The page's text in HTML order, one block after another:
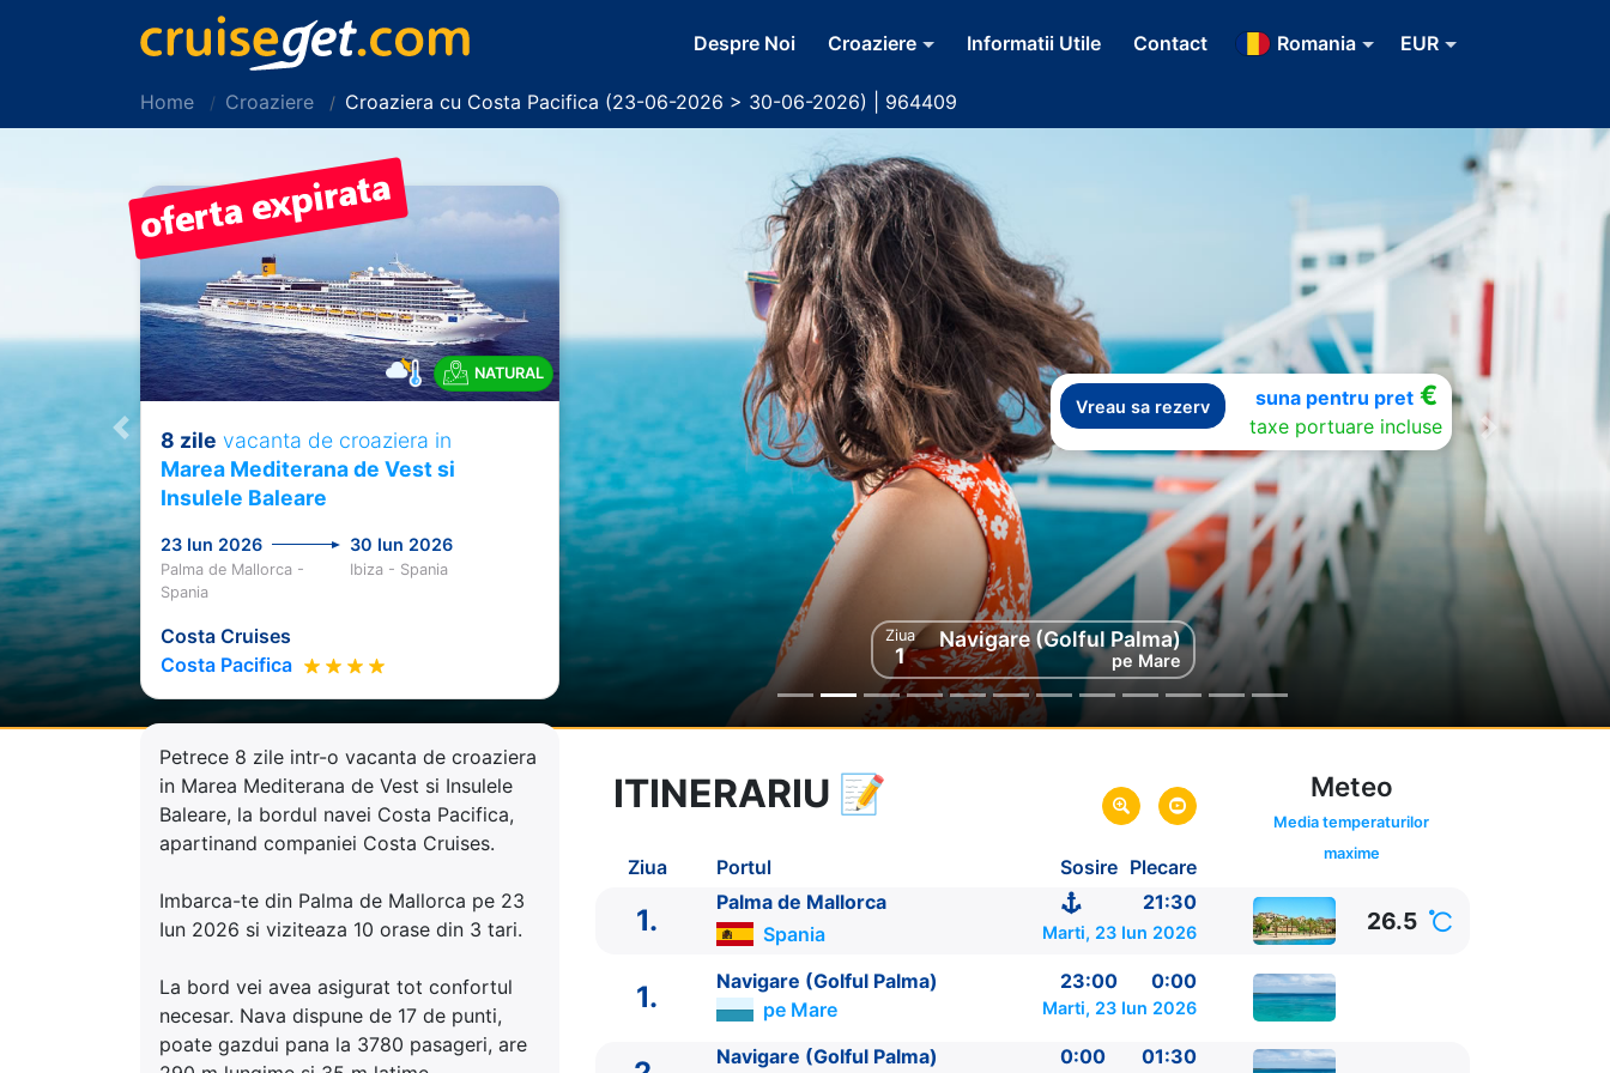
Despre Noi Croaziere Informatii Utile Contact Romania EUR
Home Croaziere Croaziera cu Costa Pacifica (23-06-2026 > 30-06-2026) | 964409
Vreau sa rezerv suna pentru pret€
taxe portuare incluse
Ziua
1
Navigare (Golful Palma)
pe Mare
Ziua
2
Navigare (Golful Palma)
pe Mare
Previous Next
NATURAL
8 zile vacanta de croaziera in
Marea Mediterana de Vest si
Insulele Baleare
23 Iun 2026 30 Iun 2026
Palma de Mallorca -
Spania
Ibiza - Spania
Costa Cruises
Costa Pacifica
Petrece 8 zile intr-o vacanta de croaziera
in Marea Mediterana de Vest si Insulele
Baleare, la bordul navei Costa Pacifica,
apartinand companiei Costa Cruises.
Imbarca-te din Palma de Mallorca pe 23
Iun 2026 si viziteaza 10 orase din 3 tari.
La bord vei avea asigurat tot confortul
necesar. Nava dispune de 17 de punti,
poate gazdui pana la 3780 pasageri, are
8 zile vacanta de croaziera in
Marea Mediterana de Vest si Insulele Baleare -
link oferta
Plecare pe 23 Iun 2026 Spania
30 Iun 2026in Ibiza,
Costa Pacifica★★★★
ITINERARIU 📝
Ziua Portul Sosire Plecare
Meteo
Media temperaturilor
maxime
1.
Palma de Mallorca
21:30
Spania
Marti, 23 Iun 2026 26.5
1. Navigare (Golful Palma) 23:00
0:00
pe Mare
Marti, 23 Iun 2026
Navigare (Golful Palma) 0:00
01:30